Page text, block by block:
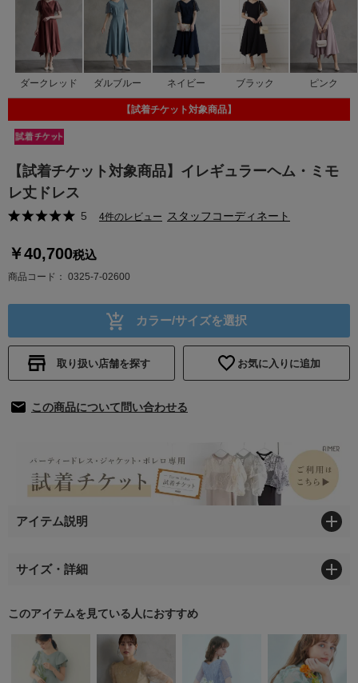
ダークレッド ダルブルー ネイビー ブラック ピンク
【試着チケット対象商品】イレギュラーヘム・ミモ
レ丈ドレス
5 4件のレビュー スタッフコーディネート
【試着チケット対象商品】
￥40,700税込
商品コード 0325-7-02600
カラー/サイズを選択
取り扱い店舗を探す お気に入りに追加
この商品について問い合わせる
アイテム説明
サイズ・詳細
このアイテムを見ている人におすすめ